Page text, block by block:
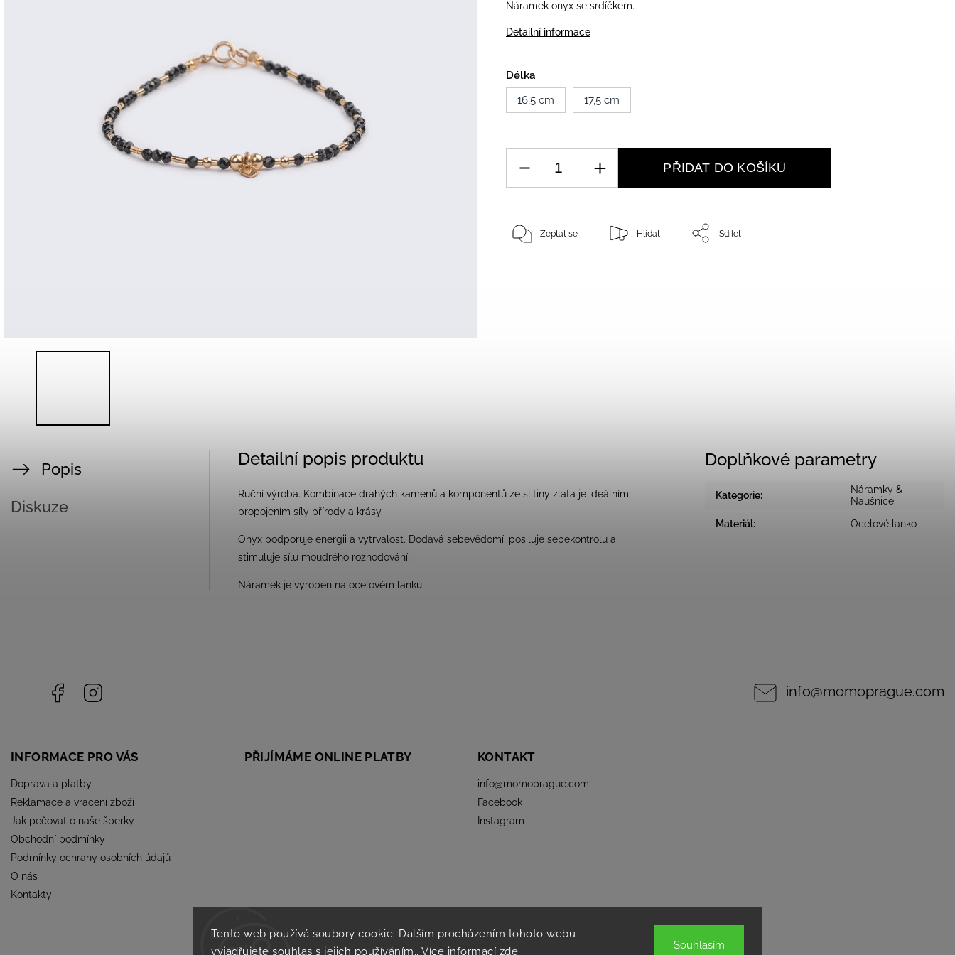
Tento web používá soubory cookie. Dalším procházením tohoto webu
vyjadřujete souhlas s jejich používáním.. Více informací zde. Souhlasím
Náramek onyx se srdíčkem.
Detailní informace
Délka
16,5 cm
17,5 cm
PŘIDAT DO KOŠÍKU
Zeptat se Hlídat Sdílet
Popis
Diskuze
Detailní popis produktu
Ruční výroba. Kombinace drahých kamenů a komponentů ze slitiny zlata je ideálním
propojením síly přírody a krásy.
Onyx podporuje energii a vytrvalost. Dodává sebevědomí, posiluje sebekontrolu a
stimuluje sílu moudrého rozhodování.
Náramek je vyroben na ocelovém lanku.
Doplňkové parametry
Kategorie:
Náramky &
Naušnice
Materiál: Ocelové lanko
Facebook info@momoprague.com
INFORMACE PRO VÁS
Doprava a platby
Reklamace a vracení zboží
Jak pečovat o naše šperky
Obchodní podmínky
Podmínky ochrany osobních údajů
O nás
Kontakty
PŘIJÍMÁME ONLINE PLATBY KONTAKT
info@momoprague.com
Facebook
Instagram